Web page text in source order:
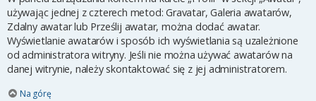
używając jednej z czterech metod: Gravatar, Galeria awatarów,
Zdalny awatar lub Prześlij awatar, można dodać awatar.
Wyświetlanie awatarów i sposób ich wyświetlania są uzależnione
od administratora witryny. Jeśli nie można używać awatarów na
danej witrynie, należy skontaktować się z jej administratorem.
Na górę